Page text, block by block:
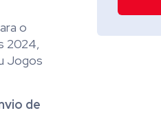
o
2024,
Jogos
de